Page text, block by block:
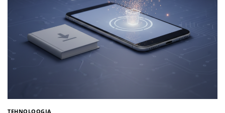
TEHNOLOOGIA